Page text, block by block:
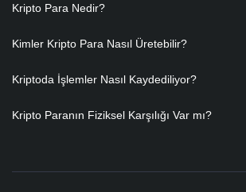
Kripto Para Nedir?
Kimler Kripto Para Nasıl Üretebilir?
Kriptoda İşlemler Nasıl Kaydediliyor?
Kripto Paranın Fiziksel Karşılığı Var mı?